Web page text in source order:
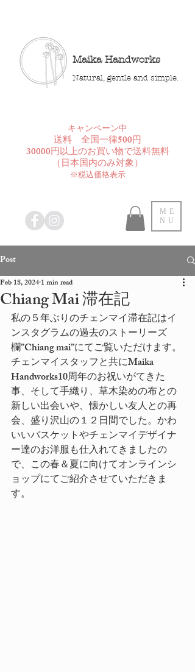
Maika Handworks
Natural, gentle and simple.
​キャンペーン中
送料 全国一律500円
30000円以上のお買い物で送料無料
​（日本国内のみ対象）
※税込価格表示
ME
NU
Post
Chiang Mai 滞在記
Feb 18, 20241 min read
私の５年ぶりのチェンマイ滞在記はイ
ンスタグラムの過去のストーリーズ
欄”Chiang mai”にてご覧いただけます。
チェンマイスタッフと共にMaika
Handworks10周年のお祝いがてきた
事、そして手織り、草木染めの布との
新しい出会いや、懐かしい友人との再
会、盛り沢山の１２日間でした。かわ
いいバスケットやチェンマイデザイナ
ー達のお洋服も仕入れてきましたの
で、この春＆夏に向けてオンラインシ
ョップにてご紹介させていただきま
す。